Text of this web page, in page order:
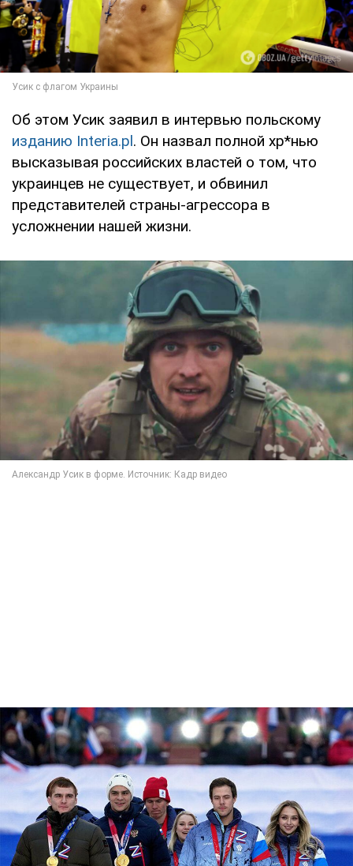
Об этом Усик заявил в интервью польскому
изданию Interia.pl. Он назвал полной хр*нью
высказывая российских властей о том, что
украинцев не существует, и обвинил
представителей страны-агрессора в
усложнении нашей жизни.